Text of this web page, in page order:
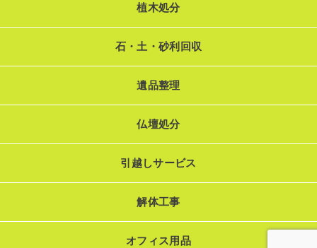
植木処分
石・土・砂利回収
遺品整理
仏壇処分
引越しサービス
解体工事
オフィス用品